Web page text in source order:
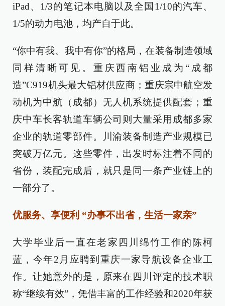
iPad、1/3的笔记本电脑以及全国1/10的汽车、
1/5的动力电池，均产自于此。
“你中有我、我中有你”的格局，在装备制造领域
同样清晰可见。重庆西南铝业成为“成都
造”C919机头最大铝材供应商；重庆宗申航空发
动机为中航（成都）无人机系统提供配套；重
庆中车长客轨道车辆公司则大量采用成都多家
企业的轨道零部件。川渝装备制造产业规模已
突破万亿元。这些零件，出发时标注着不同的
省份，装配完成后，就只是同一条产业链上的
一部分了。
优服务、享便利 “办事不出省，生活一家亲”
大学毕业后一直在老家四川绵竹工作的陈柯
蓝，今年2月应聘到重庆一家导航设备企业工
作。让她意外的是，原来在四川评定的技术职
称“继续有效”，凭借丰富的工作经验和2020年获